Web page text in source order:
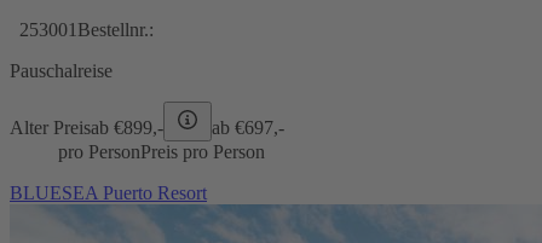
253001 Bestellnr.:
Pauschalreise
Alter Preisab €899,- ab €697,-
pro PersonPreis pro Person
BLUESEA Puerto Resort